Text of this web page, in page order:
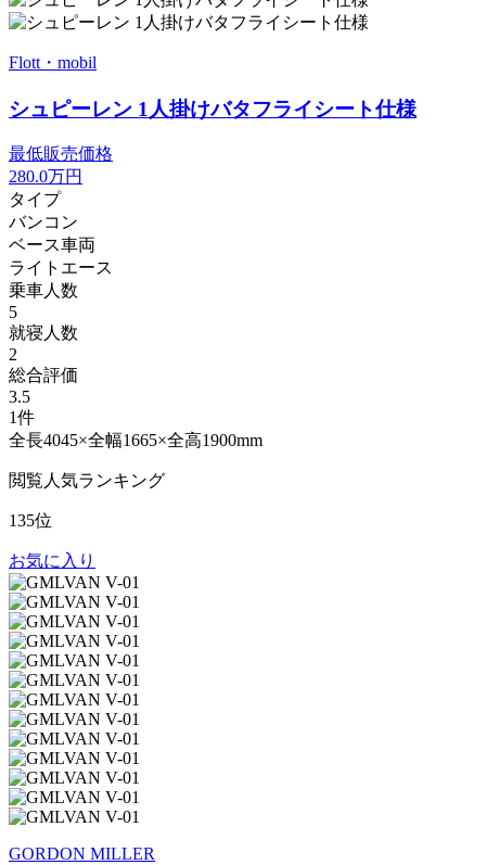
Flott・mobil
シュピーレン 1人掛けバタフライシート仕様
最低販売価格
280.0万円
タイプ
バンコン
ベース車両
ライトエース
乗車人数
5
就寝人数
2
総合評価
3.5
1件
全長4045×全幅1665×全高1900mm
閲覧人気ランキング
135位
お気に入り
GORDON MILLER